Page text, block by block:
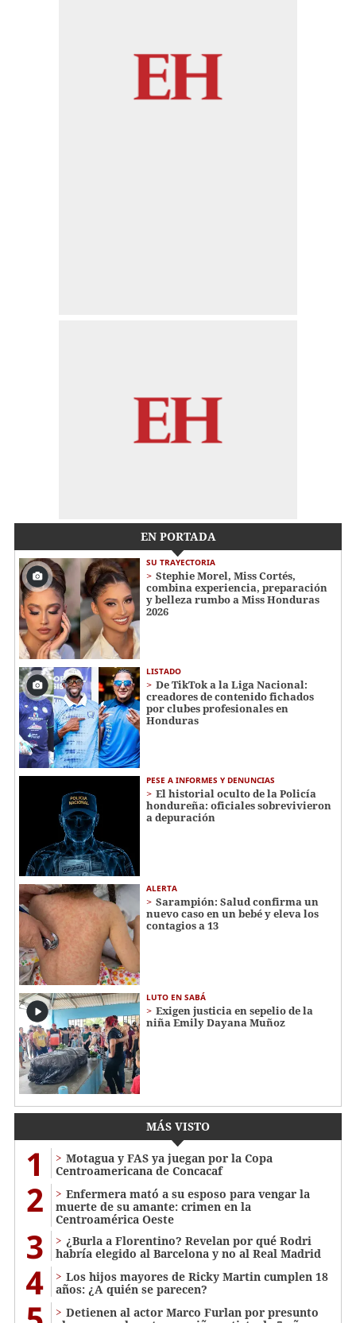
EN PORTADA
SU TRAYECTORIA
Stephie Morel, Miss Cortés,
combina experiencia, preparación
y belleza rumbo a Miss Honduras
2026
LISTADO
De TikTok a la Liga Nacional:
creadores de contenido fichados
por clubes profesionales en
Honduras
PESE A INFORMES Y DENUNCIAS
El historial oculto de la Policía
hondureña: oficiales sobrevivieron
a depuración
ALERTA
Sarampión: Salud confirma un
nuevo caso en un bebé y eleva los
contagios a 13
LUTO EN SABÁ
Exigen justicia en sepelio de la
niña Emily Dayana Muñoz
MÁS VISTO
1
Motagua y FAS ya juegan por la Copa
Centroamericana de Concacaf
2
Enfermera mató a su esposo para vengar la
muerte de su amante: crimen en la
Centroamérica Oeste
3
¿Burla a Florentino? Revelan por qué Rodri
habría elegido al Barcelona y no al Real Madrid
4
Los hijos mayores de Ricky Martin cumplen 18
años: ¿A quién se parecen?
Detienen al actor Marco Furlan por presunto